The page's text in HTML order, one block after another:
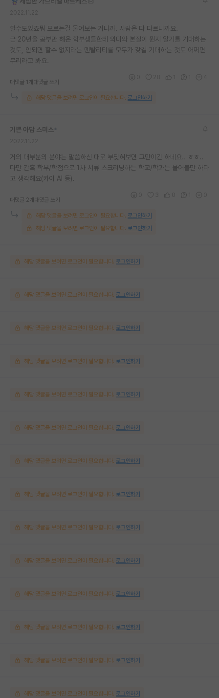
할수도있죠뭐 모르는걸 물어보는 거니까. 사람은 다 다르니까요.
근 20년을 공부만 해온 학부생들한테 의미와 본질이 뭔지 알기를 기대하는
것도, 안되면 할수 없지라는 멘탈리티를 모두가 갖길 기대하는 것도 어쩌면
무리라고 봐요.
대댓글 1개 대댓글 쓰기
해당 댓글을 보려면 로그인이 필요합니다. 로그인하기
기쁜 아담 스미스
거의 대부분의 분야는 말씀하신 대로 부딪혀보면 그만이긴 하네요.. ㅎㅎ..
다만 간혹 학부/학점으로 1차 서류 스크리닝하는 학교/학과는 물어볼만 하다
고 생각해요(카이 AI 등).
대댓글 2개 대댓글 쓰기
해당 댓글을 보려면 로그인이 필요합니다. 로그인하기
해당 댓글을 보려면 로그인이 필요합니다. 로그인하기
해당 댓글을 보려면 로그인이 필요합니다. 로그인하기
해당 댓글을 보려면 로그인이 필요합니다. 로그인하기
해당 댓글을 보려면 로그인이 필요합니다. 로그인하기
해당 댓글을 보려면 로그인이 필요합니다. 로그인하기
해당 댓글을 보려면 로그인이 필요합니다. 로그인하기
해당 댓글을 보려면 로그인이 필요합니다. 로그인하기
해당 댓글을 보려면 로그인이 필요합니다. 로그인하기
해당 댓글을 보려면 로그인이 필요합니다. 로그인하기
해당 댓글을 보려면 로그인이 필요합니다. 로그인하기
해당 댓글을 보려면 로그인이 필요합니다. 로그인하기
해당 댓글을 보려면 로그인이 필요합니다. 로그인하기
해당 댓글을 보려면 로그인이 필요합니다. 로그인하기
해당 댓글을 보려면 로그인이 필요합니다. 로그인하기
해당 댓글을 보려면 로그인이 필요합니다. 로그인하기